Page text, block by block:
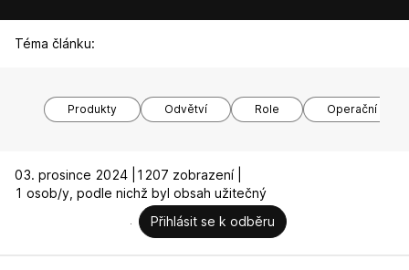
Téma článku:
Produkty Odvětví Role Operační
03. prosince 2024 |
1207 zobrazení |
1 osob/y, podle nichž byl obsah užitečný
Přihlásit se k odběru